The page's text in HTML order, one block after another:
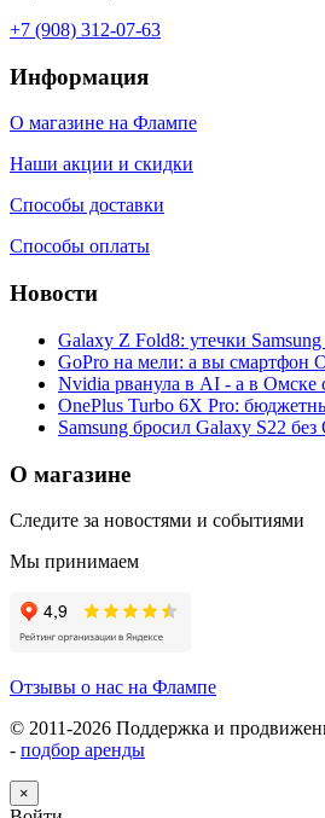
+7 (908) 312-07-63
Информация
О магазине на Флампе
Наши акции и скидки
Способы доставки
Способы оплаты
Новости
Galaxy Z Fold8: утечки
GoPro на мели: а вы смартфон
Nvidia рванула в AI - а в
OnePlus Turbo 6X Pro:
Samsung бросил Galaxy S22
О магазине
Следите за новостями и событиями
Мы принимаем
Отзывы о нас на Флампе
© 2011-2026 Поддержка и
- подбор аренды
×